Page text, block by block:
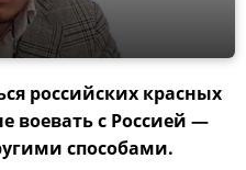
российских красных
воевать с Россией —
способами.